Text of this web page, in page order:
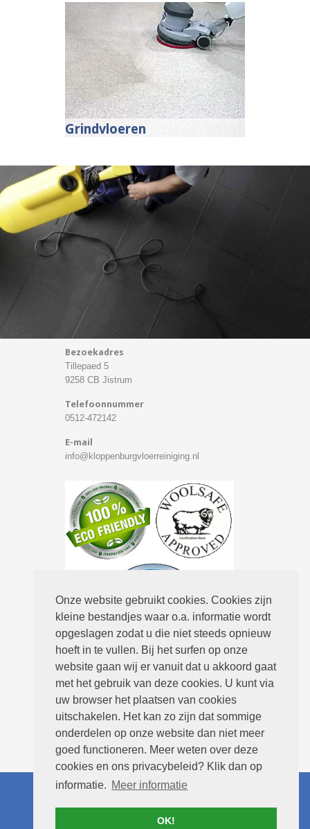
Onze website gebruikt cookies. Cookies zijn
kleine bestandjes waar o.a. informatie wordt
opgeslagen zodat u die niet steeds opnieuw
hoeft in te vullen. Bij het surfen op onze
website gaan wij er vanuit dat u akkoord gaat
met het gebruik van deze cookies. U kunt via
uw browser het plaatsen van cookies
uitschakelen. Het kan zo zijn dat sommige
onderdelen op onze website dan niet meer
goed functioneren. Meer weten over deze
cookies en ons privacybeleid? Klik dan op
informatie. Meer informatie
OK!
Grindvloeren
Bezoekadres
Tillepaed 5
9258 CB Jistrum
Telefoonnummer
0512-472142
E-mail
info@kloppenburgvloerreiniging.nl
Routebeschrijving
© 2026 Kloppenburg Vloerreiniging -
Contact